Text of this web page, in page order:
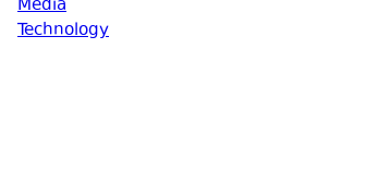
Media
Technology